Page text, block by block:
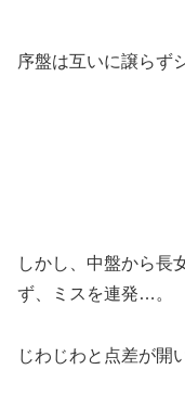
序盤は互いに譲らず
しかし、中盤から長
ず、ミスを連発…。
じわじわと点差が開